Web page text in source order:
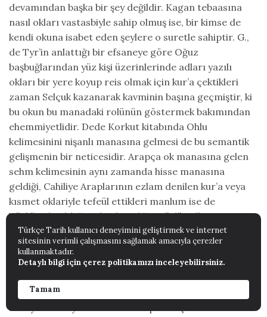
devamından başka bir şey değildir. Kagan tebaasına
nasıl okları vastasbiyle sahip olmuş ise, bir kimse de
kendi okuna isabet eden şeylere o suretle sahiptir. G.,
de Tyr’in anlattığı bir efsaneye göre Oğuz
başbuğlarından yüz kişi üzerinlerinde adları yazılı
okları bir yere koyup reis olmak için kur’a çektikleri
zaman Selçuk kazanarak kavminin başına geçmiştir, ki
bu okun bu manadaki rolünün göstermek bakımından
ehemmiyetlidir. Dede Korkut kitabında Ohlu
kelimesinini nişanlı manasına gelmesi de bu semantik
gelişmenin bir neticesidir. Arapça ok manasına gelen
sehm kelimesinin aynı zamanda hisse manasına
geldiği, Cahiliye Araplarının ezlam denilen kur’a veya
kısmet oklariyle tefeül ettikleri manlum ise de
Türk’lerde olduğu gibi okun diğer türlü rollerine
tesadüf edilmez. Memeth okun Macarlar arasında da
kur’a, hususiyle arazi taksimlerinde kullanıldığının ve
bugün de bir arazi parçasına oklu manasında bir
Buraya kadar yazdıklarımızı toplu bir şekilde anlatalım.
Türkçe Tarih kullanıcı deneyimini geliştirmek ve internet
sitesinin verimli çalışmasını sağlamak amacıyla çerezler
kullanmaktadır.
Detaylı bilgi için çerez politikamızı inceleyebilirsiniz.
Tamam